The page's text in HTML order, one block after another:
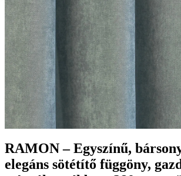
RAMON – Egyszínű,
elegáns sötétítő függöny,